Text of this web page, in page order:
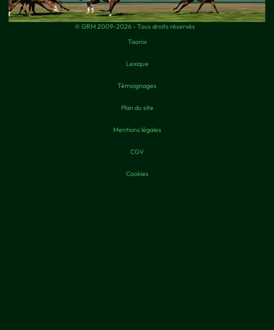
© GRM 2009-2026 - Tous droits réservés
Taonix
Lexique
Témoignages
Plan du site
Mentions légales
CGV
Cookies